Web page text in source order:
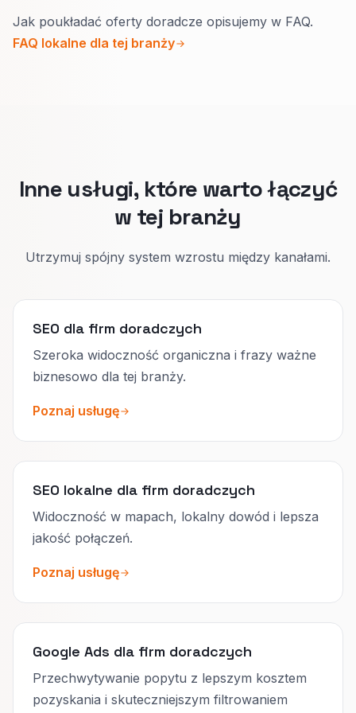
Gdy inny jest zakres, osobne strony pokazują
właściwe efekty, referencje i następny krok.
Jak poukładać oferty doradcze opisujemy w FAQ.
FAQ lokalne dla tej branży
Inne usługi, które warto łączyć
w tej branży
Utrzymuj spójny system wzrostu między kanałami.
SEO dla firm doradczych
Szeroka widoczność organiczna i frazy ważne
biznesowo dla tej branży.
Poznaj usługę
SEO lokalne dla firm doradczych
Widoczność w mapach, lokalny dowód i lepsza
jakość połączeń.
Poznaj usługę
Google Ads dla firm doradczych
Przechwytywanie popytu z lepszym kosztem
pozyskania i skuteczniejszym filtrowaniem